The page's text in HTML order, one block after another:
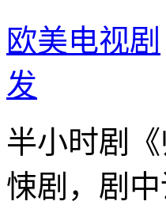
欧美电视剧
发
半小时剧
悚剧，剧